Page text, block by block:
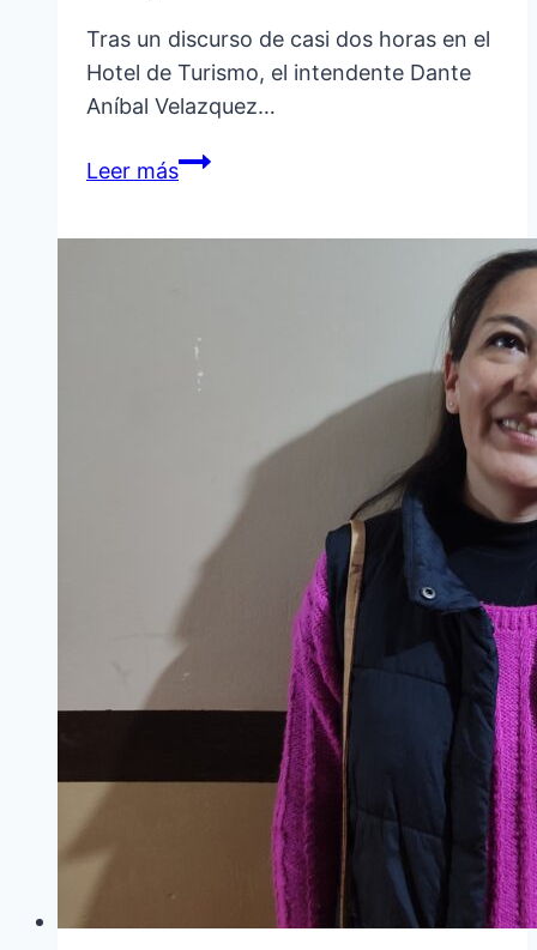
Tras un discurso de casi dos horas en el
Hotel de Turismo, el intendente Dante
Aníbal Velazquez…
Leer más“MENOS
LA
APUESTA
RUTA
9
LA
NACIONAL